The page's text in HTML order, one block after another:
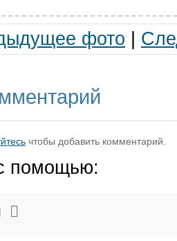
фото
чтобы добавить комментарий.
помощью: